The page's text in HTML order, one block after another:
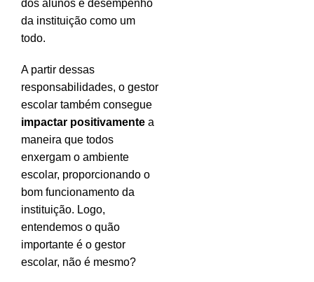
dos alunos e desempenho
da instituição como um
todo.
A partir dessas
responsabilidades, o gestor
escolar também consegue
impactar positivamente a
maneira que todos
enxergam o ambiente
escolar, proporcionando o
bom funcionamento da
instituição. Logo,
entendemos o quão
importante é o gestor
escolar, não é mesmo?